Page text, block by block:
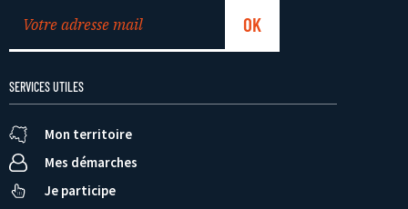
SERVICES UTILES
Mon territoire
Mes démarches
Je participe